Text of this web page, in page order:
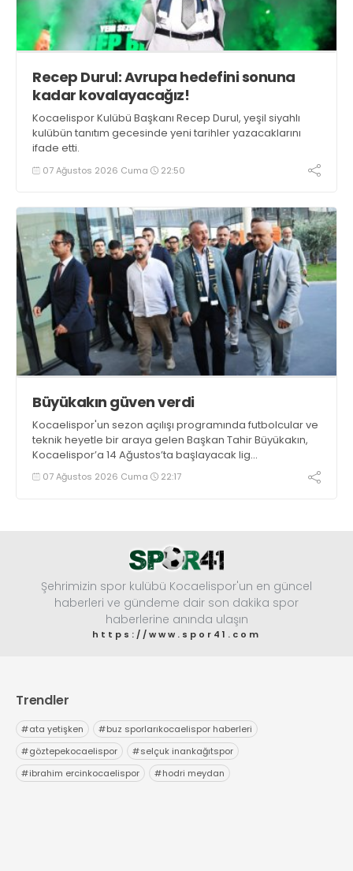
Recep Durul: Avrupa hedefini sonuna
kadar kovalayacağız!
Kocaelispor Kulübü Başkanı Recep Durul, yeşil siyahlı
kulübün tanıtım gecesinde yeni tarihler yazacaklarını
ifade etti.
07 Ağustos 2026 Cuma 22:50
Büyükakın güven verdi
Kocaelispor'un sezon açılışı programında futbolcular ve
teknik heyetle bir araya gelen Başkan Tahir Büyükakın,
Kocaelispor’a 14 Ağustos’ta başlayacak lig
maratonunda başarılar diledi ve “Yanınızdayım” dedi.
07 Ağustos 2026 Cuma 22:17
Şehrimizin spor kulübü Kocaelispor'un en güncel
haberleri ve gündeme dair son dakika spor
haberlerine anında ulaşın
https://www.spor41.com
Trendler
#ata yetişken #buz sporlarıkocaelispor haberleri
#göztepekocaelispor #selçuk inankağıtspor
#ibrahim ercinkocaelispor #hodri meydan